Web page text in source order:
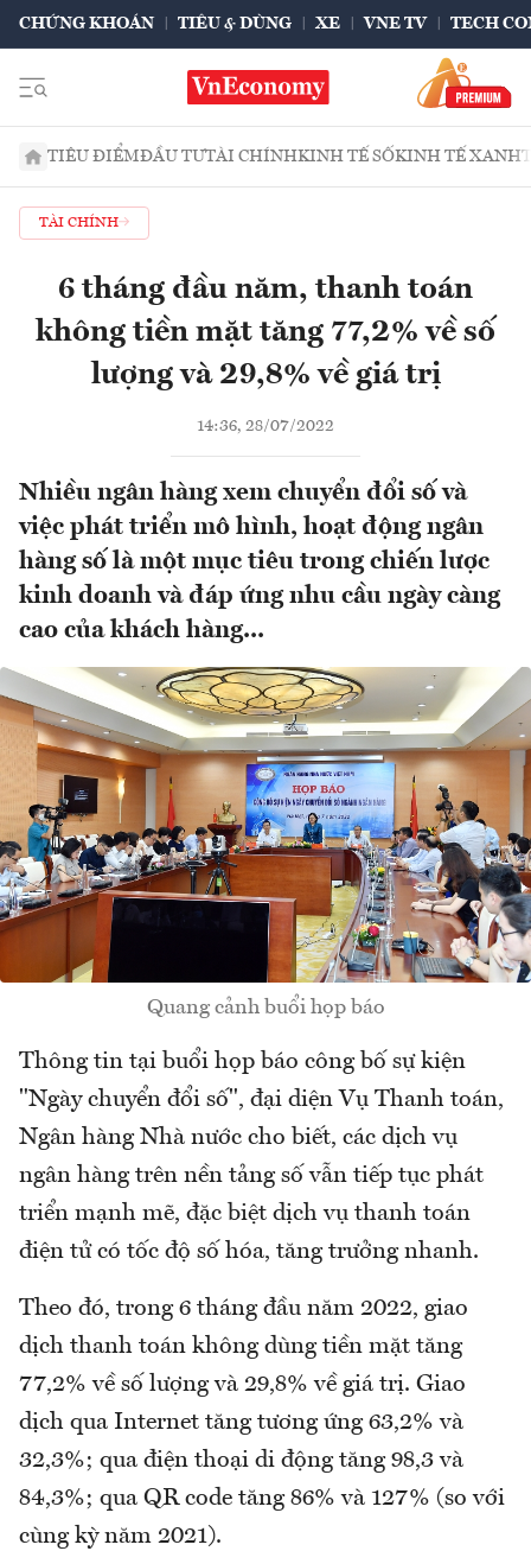
CHỨNG KHOÁN TIÊU & DÙNG XE VNE TV TECH
TIÊU ĐIỂMĐẦU TƯTÀI CHÍNHKINH TẾ SỐKINH TẾ XANH
TÀI CHÍNH
6 tháng đầu năm, thanh toán
không tiền mặt tăng 77,2% về số
lượng và 29,8% về giá trị
14:36, 28/07/2022
Nhiều ngân hàng xem chuyển đổi số và
việc phát triển mô hình, hoạt động ngân
hàng số là một mục tiêu trong chiến lược
kinh doanh và đáp ứng nhu cầu ngày càng
cao của khách hàng...
Quang cảnh buổi họp báo
Thông tin tại buổi họp báo công bố sự kiện
"Ngày chuyển đổi số", đại diện Vụ Thanh toán,
Ngân hàng Nhà nước cho biết, các dịch vụ
ngân hàng trên nền tảng số vẫn tiếp tục phát
triển mạnh mẽ, đặc biệt dịch vụ thanh toán
điện tử có tốc độ số hóa, tăng trưởng nhanh.
Theo đó, trong 6 tháng đầu năm 2022, giao
dịch thanh toán không dùng tiền mặt tăng
77,2% về số lượng và 29,8% về giá trị. Giao
dịch qua Internet tăng tương ứng 63,2% và
32,3%; qua điện thoại di động tăng 98,3 và
84,3%; qua QR code tăng 86% và 127% (so với
cùng kỳ năm 2021).